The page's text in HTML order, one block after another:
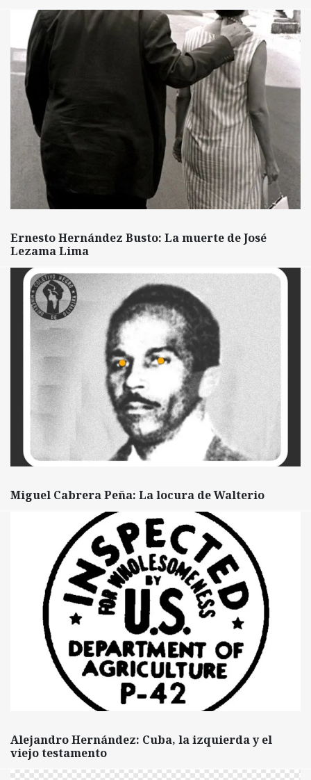
Ernesto Hernández Busto: La muerte de José
Lezama Lima
Miguel Cabrera Peña: La locura de Walterio
Alejandro Hernández: Cuba, la izquierda y el
viejo testamento